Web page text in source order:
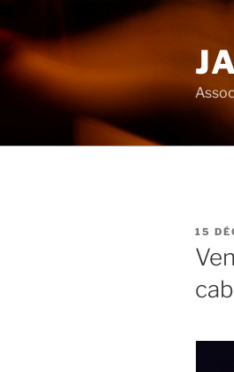
au
contenu
principal
LE
15